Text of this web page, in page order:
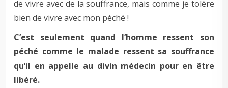
de vivre avec de la souffrance, mais comme je tolère
bien de vivre avec mon péché !
C’est seulement quand l’homme ressent son
péché comme le malade ressent sa souffrance
qu’il en appelle au divin médecin pour en être
libéré.